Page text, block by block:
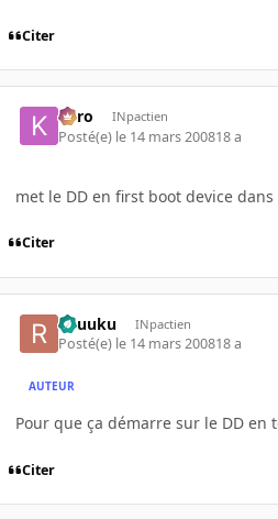
Citer
kyro INpactien
Posté(e) le 14 mars 200818 a
met le DD en first boot device dans
Citer
Ryuuku INpactien
Posté(e) le 14 mars 200818 a
AUTEUR
Pour que ça démarre sur le DD en
Citer